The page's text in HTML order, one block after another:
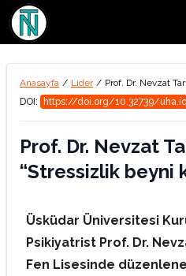
Anasayfa / Lider / Prof. Dr. Nevzat
DOI:
https://doi.org/10.32739/
Prof. Dr. Nevzat
“Stressizlik beyni
Üsküdar Üniversitesi
Psikiyatrist Prof. Dr.
Fen Lisesinde